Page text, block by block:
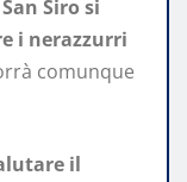
San Siro si
i nerazzurri
comunque
il